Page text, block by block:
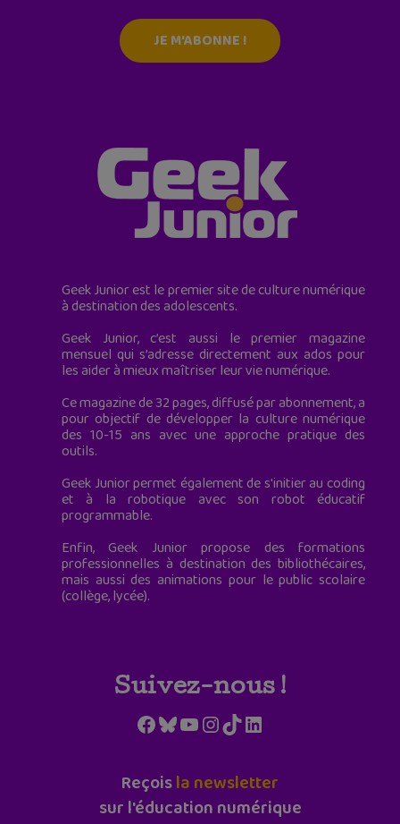
JE M'ABONNE !
Geek Junior est le premier site de culture numérique
à destination des adolescents.
Geek Junior, c’est aussi le premier magazine
mensuel qui s’adresse directement aux ados pour
les aider à mieux maîtriser leur vie numérique.
Ce magazine de 32 pages, diffusé par abonnement, a
pour objectif de développer la culture numérique
des 10-15 ans avec une approche pratique des
outils.
Geek Junior permet également de s'initier au coding
et à la robotique avec son robot éducatif
programmable.
Enfin, Geek Junior propose des formations
professionnelles à destination des bibliothécaires,
mais aussi des animations pour le public scolaire
(collège, lycée).
Suivez-nous !
Facebook
Bluesky
YouTube
Instagram
TikTokLinkedIn
Reçoisla newsletter
sur l'éducation numérique